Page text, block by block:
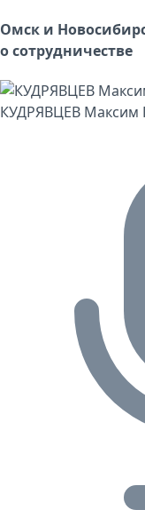
Омск и
о сотрудничестве
КУДРЯВЦЕВ Максим